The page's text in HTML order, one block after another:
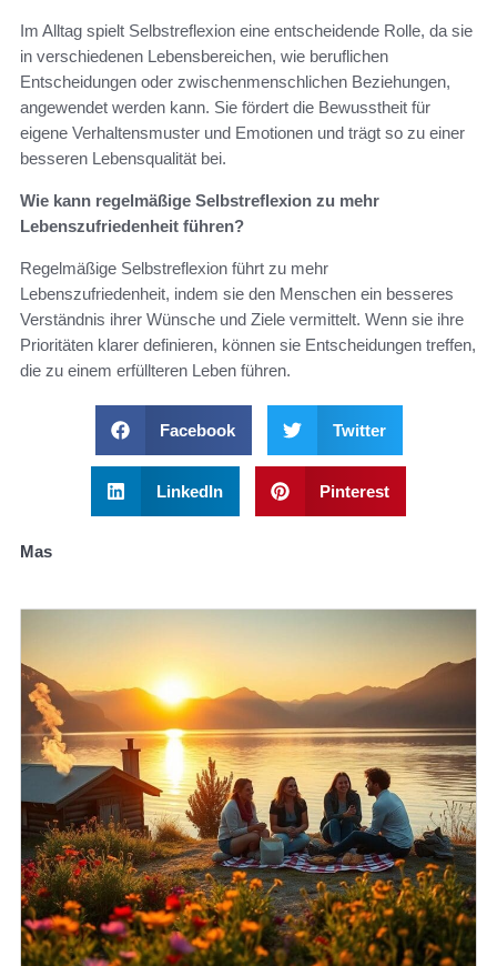
Im Alltag spielt Selbstreflexion eine entscheidende Rolle, da sie
in verschiedenen Lebensbereichen, wie beruflichen
Entscheidungen oder zwischenmenschlichen Beziehungen,
angewendet werden kann. Sie fördert die Bewusstheit für
eigene Verhaltensmuster und Emotionen und trägt so zu einer
besseren Lebensqualität bei.
Wie kann regelmäßige Selbstreflexion zu mehr
Lebenszufriedenheit führen?
Regelmäßige Selbstreflexion führt zu mehr
Lebenszufriedenheit, indem sie den Menschen ein besseres
Verständnis ihrer Wünsche und Ziele vermittelt. Wenn sie ihre
Prioritäten klarer definieren, können sie Entscheidungen treffen,
die zu einem erfüllteren Leben führen.
Facebook Twitter
LinkedIn Pinterest
Mas